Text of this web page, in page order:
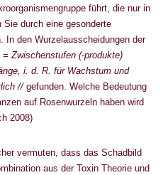
führt, die nur in
durch eine gesonderte
In den Wurzelausscheidungen der
Zwischenstufen (-produkte)
i. d. R. für Wachstum und
//gefunden. Welche Bedeutung
auf Rosenwurzeln haben wird
2008)
vermuten, dass das Schadbild
aus der Toxin Theorie und